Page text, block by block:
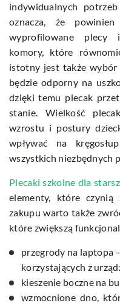
indywidualnych
oznacza, że
wyprofilowane plecy
komory, które
istotny jest także wybór
będzie odporny na
dzięki temu plecak
stanie. Wielkość
wzrostu i postury
wpływać na
wszystkich niezbędnych
Plecaki szkolne dla
elementy, które
zakupu warto także
które zwiększą
przegrody na laptopa
korzystających z
kieszenie boczne na
wzmocnione dno,